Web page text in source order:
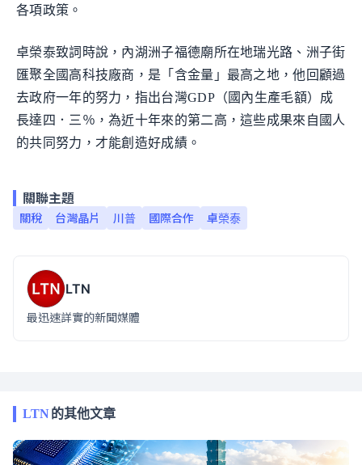
各項政策。
卓榮泰致詞時說，內湖洲子福德廟所在地瑞光路、洲子街
匯聚全國高科技廠商，是「含金量」最高之地，他回顧過
去政府一年的努力，指出台灣GDP（國內生產毛額）成
長達四．三％，為近十年來的第二高，這些成果來自國人
的共同努力，才能創造好成績。
關聯主題
關稅 台灣晶片 川普 國際合作 卓榮泰
LTN
最迅速詳實的新聞媒體
LTN的其他文章